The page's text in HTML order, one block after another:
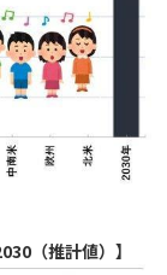
（推計値）】